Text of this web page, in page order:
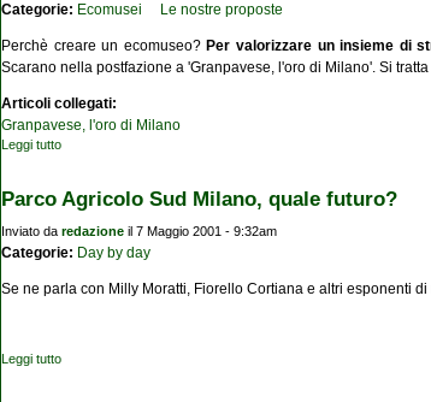
Categorie: Ecomusei Le nostre proposte
Perchè creare un ecomuseo? Per valorizzare un insieme di
Scarano nella postfazione a 'Granpavese, l'oro di Milano'. Si
Articoli collegati:
Granpavese, l'oro di Milano
Leggi tutto
Parco Agricolo Sud Milano, quale futuro?
Inviato da redazione il 7 Maggio 2001 - 9:32am
Categorie: Day by day
Se ne parla con Milly Moratti, Fiorello Cortiana e altri esponenti
Leggi tutto